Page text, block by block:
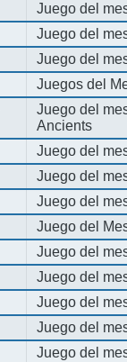
Juego del
Juego del
Juego del
Juegos del
Juego del
Ancients
Juego del
Juego del
Juego del
Juego del
Juego del
Juego del
Juego del
Juego del
Juego del